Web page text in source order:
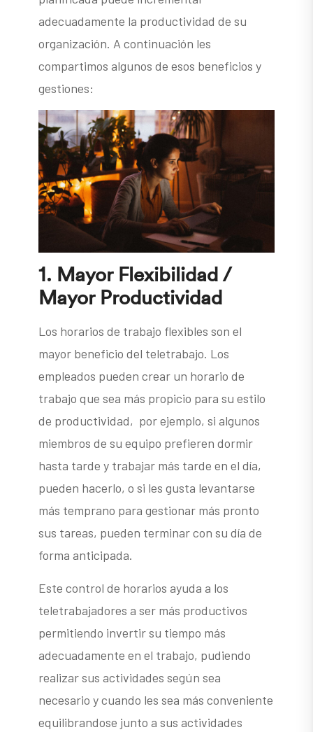
adecuadamente la productividad de su
organización. A continuación les
compartimos algunos de esos beneficios y
gestiones:
1. Mayor Flexibilidad /
Mayor Productividad
Los horarios de trabajo flexibles son el
mayor beneficio del teletrabajo. Los
empleados pueden crear un horario de
trabajo que sea más propicio para su estilo
de productividad, por ejemplo, si algunos
miembros de su equipo prefieren dormir
hasta tarde y trabajar más tarde en el día,
pueden hacerlo, o si les gusta levantarse
más temprano para gestionar más pronto
sus tareas, pueden terminar con su día de
forma anticipada.
Este control de horarios ayuda a los
teletrabajadores a ser más productivos
permitiendo invertir su tiempo más
adecuadamente en el trabajo, pudiendo
realizar sus actividades según sea
necesario y cuando les sea más conveniente
equilibrandose junto a sus actividades